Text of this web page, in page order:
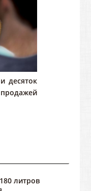
десяток
литров